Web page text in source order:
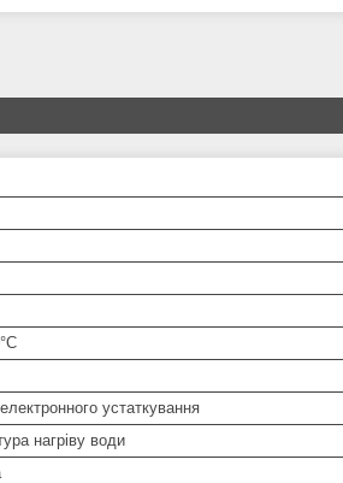
устаткування
нагріву води